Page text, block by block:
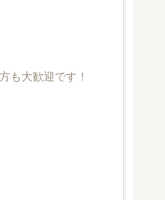
も大歓迎です！